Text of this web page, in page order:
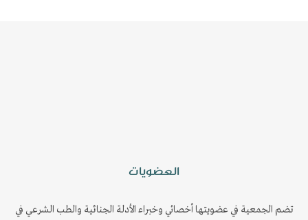
العضويات
تضم الجمعية في عضويتها أخصائي وخبراء الأدلة الجنائية والطب الشرعي في